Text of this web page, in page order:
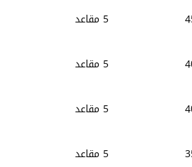
5 مقاعد
5 مقاعد
5 مقاعد
5 مقاعد